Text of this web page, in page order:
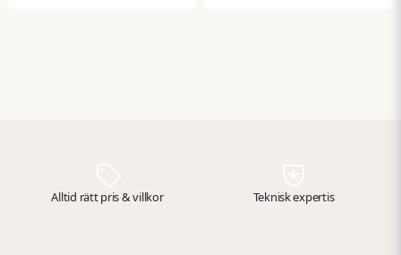
Alltid rätt pris & villkor Teknisk expertis